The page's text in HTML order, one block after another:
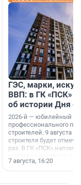
ГЭС, марки,
ВВП: в ГК «ПСК»
об истории Дня
2026-й — юбилейный
профессионального
строителей. 9 августа
строителя будет
раз. В ГК «ПСК»
поменялась роль
7 августа, 16:20